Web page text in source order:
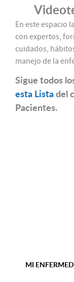
En este espacio
con expertos,
cuidados,
manejo de la
Sigue todos
esta Listadel
Pacientes.
MI